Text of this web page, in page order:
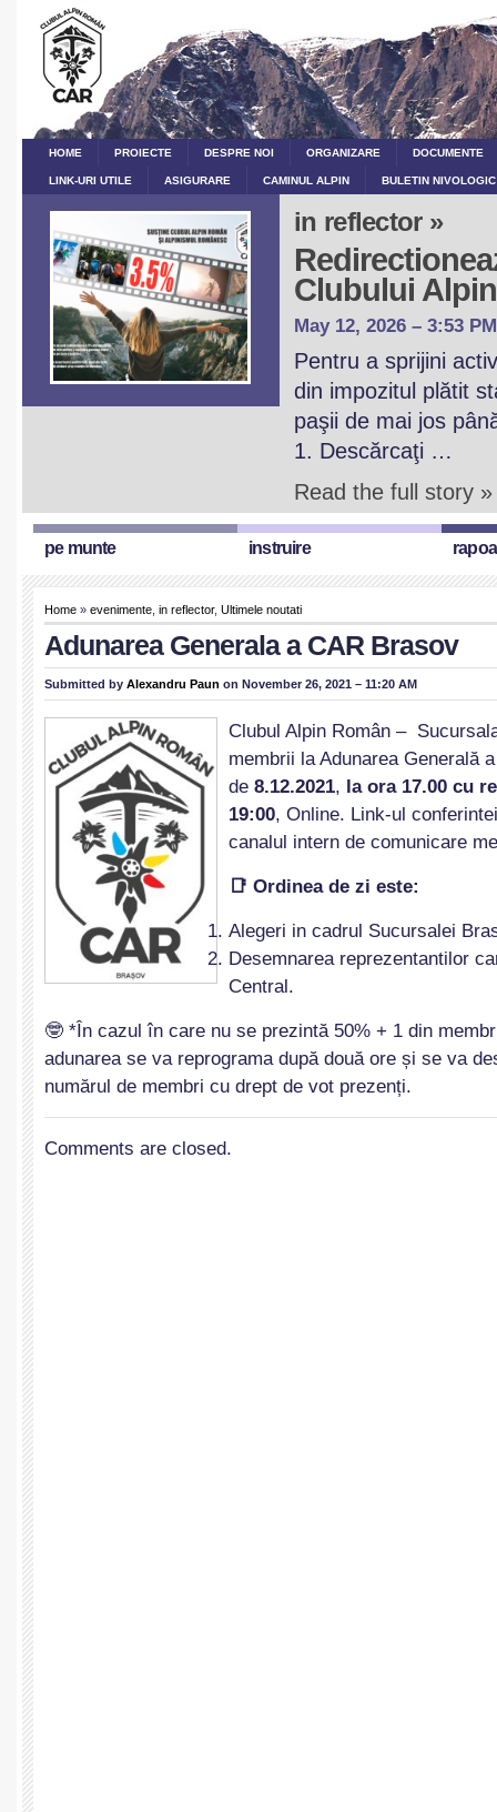
HOME PROIECTE DESPRE NOI ORGANIZARE DOCUMENTE
LINK-URI UTILE ASIGURARE CAMINUL ALPIN BULETIN
in reflector »
Clubului
May 12, 2026 – 3:53 PM
Pentru a sprijini
din impozitul plătit
paşii de mai jos
1. Descărcaţi …
Read the full story »
pe munte instruire
Home » evenimente in reflector, Ultimele noutati
Adunarea Generala a CAR Brasov
Submitted by Alexandru Paun on November 26, 2021 – 11:20 AM
Clubul Alpin Român –
membrii la Adunarea Generală
de 8.12.2021, la ora 17.00 cu
19:00, Online. Link-ul
canalul intern de comunicare
📑 Ordinea de zi este:
Alegeri in cadrul Sucursalei
Desemnarea reprezentantilor
Central.
🤓 *În cazul în care nu se prezintă 50% + 1 din
adunarea se va reprograma după două ore și se va
numărul de membri cu drept de vot prezenți.
Comments are closed.